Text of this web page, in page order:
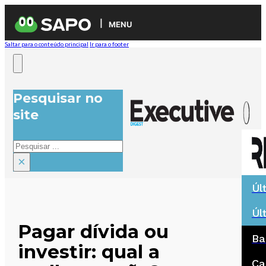
MENU
Saltar para o conteúdo principal Ir para o footer
Pesquisar no
site
Pesquisar
×
Pagar dívida ou
investir: qual a